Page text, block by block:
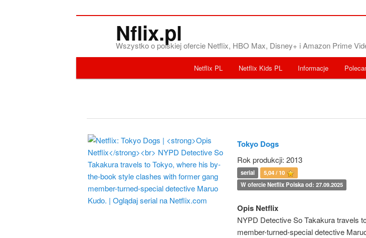
Nflix.pl
Wszystko o polskiej ofercie Netflix, HBO Max, Disney+ i Amazon Prime
Informacje
Netflix Kids PL
Netflix PL
Tokyo Dogs
Rok produkcji: 2013
serial
5,04 / 10
W ofercie Netflix Polska od: 27.09.2025
Opis Netflix
NYPD Detective So Takakura travels
member-turned-special detective